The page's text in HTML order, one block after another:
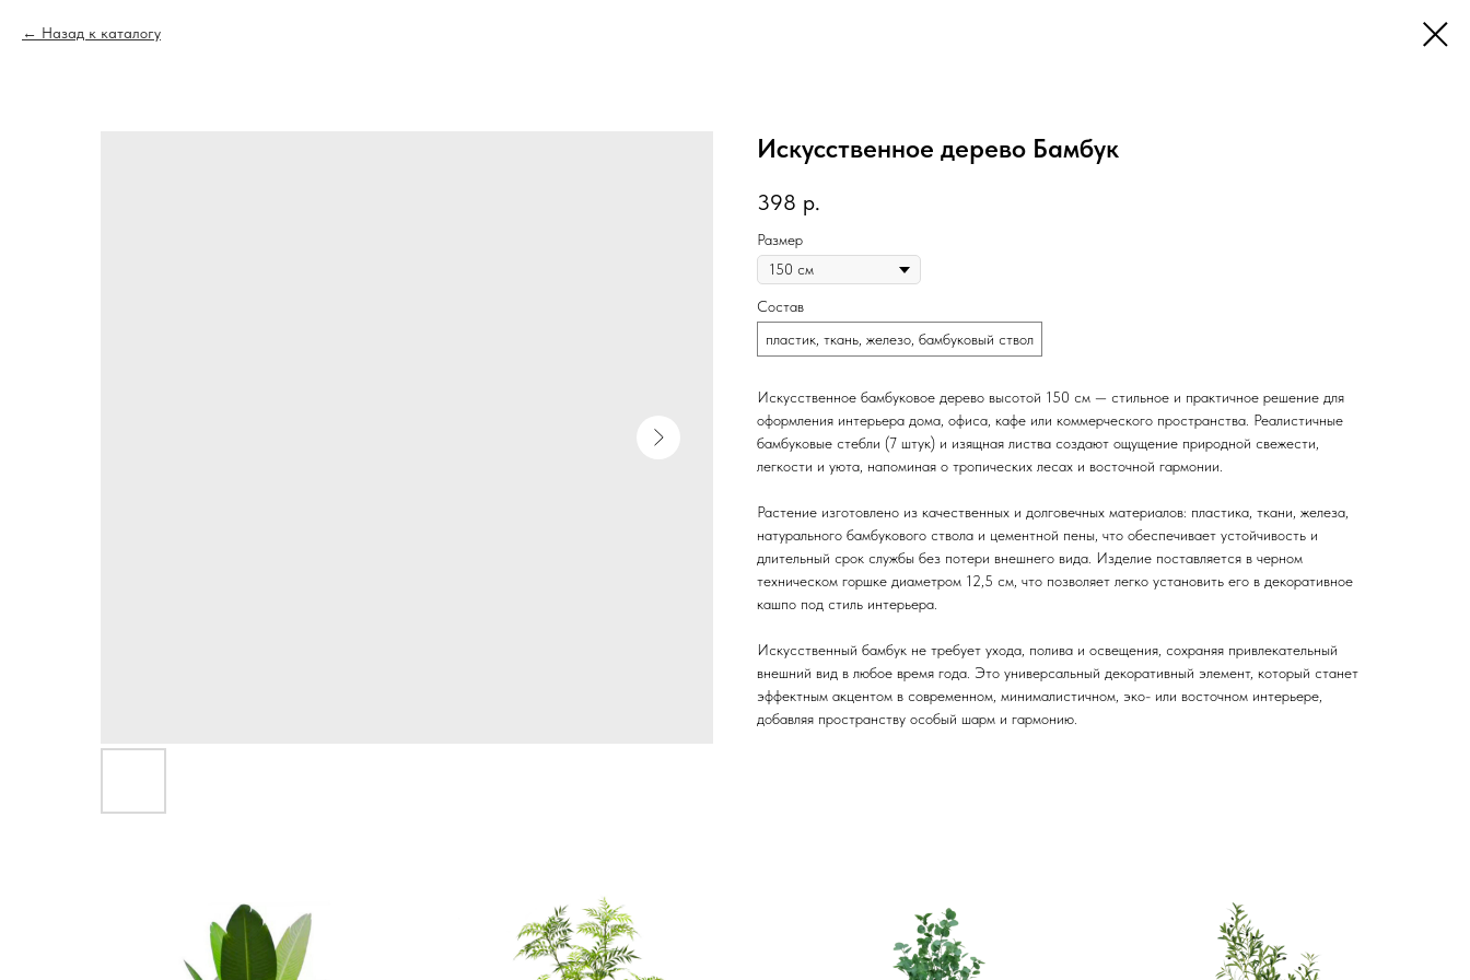
Назад к каталогу
Искусственное дерево Бамбук
398 р.
Размер
Состав
пластик, ткань, железо, бамбуковый ствол
Искусственное бамбуковое дерево высотой 150 см — стильное и практичное решение для
оформления интерьера дома, офиса, кафе или коммерческого пространства. Реалистичные
бамбуковые стебли (7 штук) и изящная листва создают ощущение природной свежести,
легкости и уюта, напоминая о тропических лесах и восточной гармонии.
Растение изготовлено из качественных и долговечных материалов: пластика, ткани, железа,
натурального бамбукового ствола и цементной пены, что обеспечивает устойчивость и
длительный срок службы без потери внешнего вида. Изделие поставляется в черном
техническом горшке диаметром 12,5 см, что позволяет легко установить его в декоративное
кашпо под стиль интерьера.
Искусственный бамбук не требует ухода, полива и освещения, сохраняя привлекательный
внешний вид в любое время года. Это универсальный декоративный элемент, который станет
эффектным акцентом в современном, минималистичном, эко- или восточном интерьере,
добавляя пространству особый шарм и гармонию.